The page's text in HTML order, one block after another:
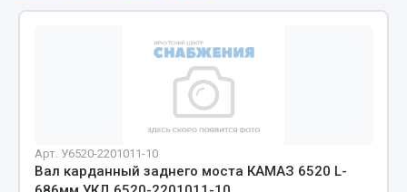
Соединительные элементы
Адаптеры и переходники
Трубки, муфты, гайки
Угольники
Арт. У6520-2201011-10
Вал карданный заднего моста КАМАЗ 6520 L-